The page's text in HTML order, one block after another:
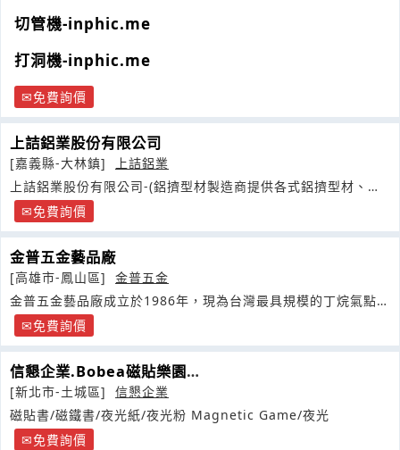
切管機-inphic.me
打洞機-inphic.me
免費詢價
上詰鋁業股份有限公司
[嘉義縣-大林鎮]
上詰鋁業
上詰鋁業股份有限公司-(鋁擠型材製造商提供各式鋁擠型材、各
式加工及表面處理
免費詢價
金普五金藝品廠
[高雄市-鳳山區]
金普五金
金普五金藝品廠成立於1986年，現為台灣最具規模的丁烷氣點香
器 免費詢價
信懇企業.Bobea磁貼樂園
MagneticGamemanufacture
[新北市-土城區]
信懇企業
磁貼書/磁鐵書/夜光紙/夜光粉 Magnetic Game/夜光
免費詢價